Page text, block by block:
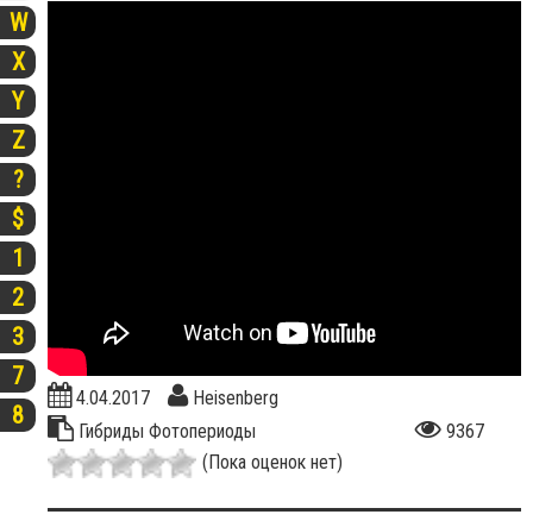
W
X
Y
Z
?
$
1
2
3
7
8
4.04.2017
Heisenberg
Гибриды Фотопериоды
9367
(Пока оценок нет)